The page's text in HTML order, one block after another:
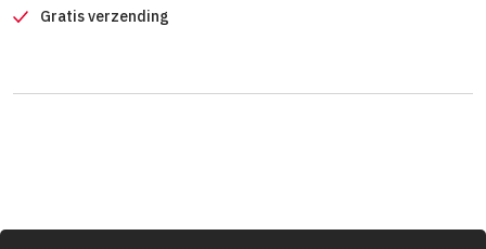
Gratis verzending